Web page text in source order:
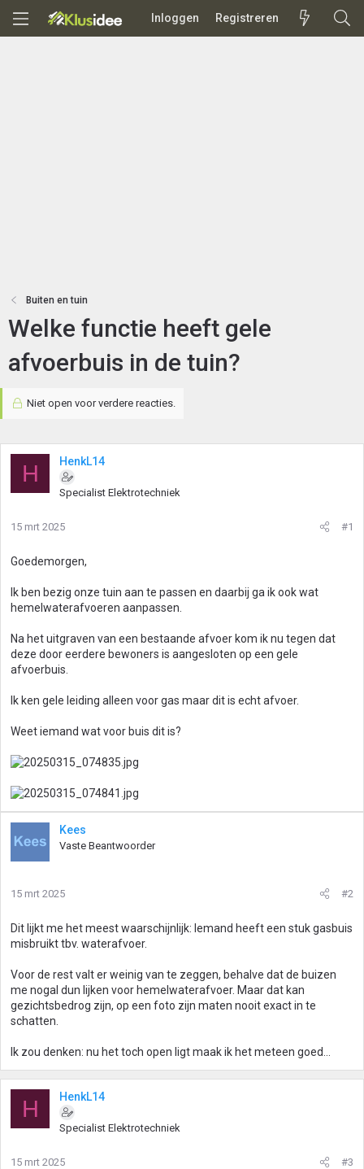
Inloggen Registreren
Buiten en tuin
Welke functie heeft gele
afvoerbuis in de tuin?
Niet open voor verdere reacties.
H HenkL14
Specialist Elektrotechniek
15 mrt 2025 #1
Goedemorgen,
Ik ben bezig onze tuin aan te passen en daarbij ga ik ook wat
hemelwaterafvoeren aanpassen.
Na het uitgraven van een bestaande afvoer kom ik nu tegen dat
deze door eerdere bewoners is aangesloten op een gele
afvoerbuis.
Ik ken gele leiding alleen voor gas maar dit is echt afvoer.
Weet iemand wat voor buis dit is?
Kees
Vaste Beantwoorder
15 mrt 2025 #2
Dit lijkt me het meest waarschijnlijk: Iemand heeft een stuk gasbuis
misbruikt tbv. waterafvoer.
Voor de rest valt er weinig van te zeggen, behalve dat de buizen
me nogal dun lijken voor hemelwaterafvoer. Maar dat kan
gezichtsbedrog zijn, op een foto zijn maten nooit exact in te
schatten.
Ik zou denken: nu het toch open ligt maak ik het meteen goed...
H HenkL14
Specialist Elektrotechniek
15 mrt 2025 #3